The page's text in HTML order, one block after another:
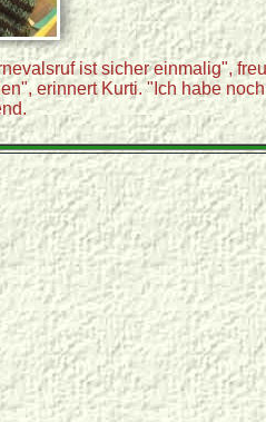
ist sicher einmalig",
erinnert Kurti. "Ich habe noch